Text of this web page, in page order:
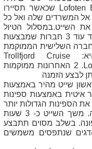
Lofoten
שכאשר תסיירו
אל המשרדים שלה ואל כל
השייט.במסלול הטיול
עוד3 חברות שמבצעות
השלישית הממוקמת
Trollfjord Cruise
. 2 האחרונות ממוקמות
לבצע הזמנה
שייט מהיר באמצעות
איטית באמצעות ספינות
הספינות הגדולות יותר
שמאפשר לך תזוזה וישיבה יותר נינוחה. משך השייט כ- 3 שעות
בשלב מסוים תתבצע
שנתפסים משמשים